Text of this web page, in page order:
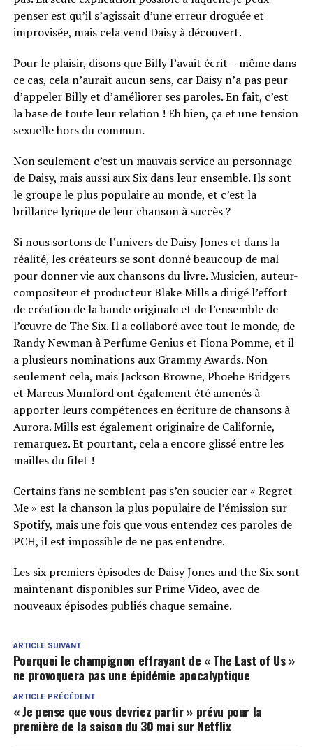
penser est qu’il s’agissait d’une erreur droguée et
improvisée, mais cela vend Daisy à découvert.
Pour le plaisir, disons que Billy l’avait écrit – même dans
ce cas, cela n’aurait aucun sens, car Daisy n’a pas peur
d’appeler Billy et d’améliorer ses paroles. En fait, c’est
la base de toute leur relation ! Eh bien, ça et une tension
sexuelle hors du commun.
Non seulement c’est un mauvais service au personnage
de Daisy, mais aussi aux Six dans leur ensemble. Ils sont
le groupe le plus populaire au monde, et c’est la
brillance lyrique de leur chanson à succès ?
Si nous sortons de l’univers de Daisy Jones et dans la
réalité, les créateurs se sont donné beaucoup de mal
pour donner vie aux chansons du livre. Musicien, auteur-
compositeur et producteur Blake Mills a dirigé l’effort
de création de la bande originale et de l’ensemble de
l’œuvre de The Six. Il a collaboré avec tout le monde, de
Randy Newman à Perfume Genius et Fiona Pomme, et il
a plusieurs nominations aux Grammy Awards. Non
seulement cela, mais Jackson Browne, Phoebe Bridgers
et Marcus Mumford ont également été amenés à
apporter leurs compétences en écriture de chansons à
Aurora. Mills est également originaire de Californie,
remarquez. Et pourtant, cela a encore glissé entre les
mailles du filet !
Certains fans ne semblent pas s’en soucier car « Regret
Me » est la chanson la plus populaire de l’émission sur
Spotify, mais une fois que vous entendez ces paroles de
PCH, il est impossible de ne pas entendre.
Les six premiers épisodes de Daisy Jones and the Six sont
maintenant disponibles sur Prime Video, avec de
nouveaux épisodes publiés chaque semaine.
ARTICLE SUIVANT
Pourquoi le champignon effrayant de « The Last of Us »
ne provoquera pas une épidémie apocalyptique
ARTICLE PRÉCÉDENT
« Je pense que vous devriez partir » prévu pour la
première de la saison du 30 mai sur Netflix